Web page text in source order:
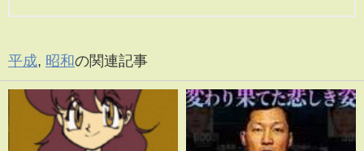
平成, 昭和の関連記事